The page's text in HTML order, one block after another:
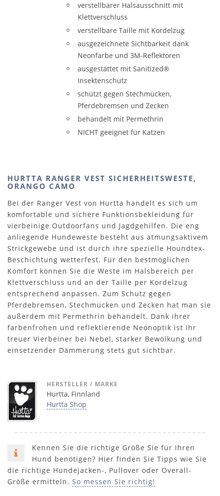
verstellbarer Halsausschnitt mit
Klettverschluss
verstellbare Taille mit Kordelzug
ausgezeichnete Sichtbarkeit dank
Neonfarbe und 3M-Reflektoren
ausgestattet mit Sanitized®
Insektenschutz
schützt gegen Stechmücken,
Pferdebremsen und Zecken
behandelt mit Permethrin
NICHT geeignet für Katzen
HURTTA RANGER VEST SICHERHEITSWESTE,
ORANGO CAMO
Bei der Ranger Vest von Hurtta handelt es sich um
komfortable und sichere Funktionsbekleidung für
vierbeinige Outdoorfans und Jagdgehilfen. Die eng
anliegende Hundeweste besteht aus atmungsaktivem
Strickgewebe und ist durch ihre spezielle Houndtex-
Beschichtung wetterfest. Für den bestmöglichen
Komfort können Sie die Weste im Halsbereich per
Klettverschluss und an der Taille per Kordelzug
entsprechend anpassen. Zum Schutz gegen
Pferdebremsen, Stechmücken und Zecken hat man sie
außerdem mit Permethrin behandelt. Dank ihrer
farbenfrohen und reflektierende Neonoptik ist Ihr
treuer Vierbeiner bei Nebel, starker Bewölkung und
einsetzender Dämmerung stets gut sichtbar.
HERSTELLER / MARKE
Hurtta, Finnland
Hurtta Shop
Kennen Sie die richtige Größe Sie für Ihren
Hund benötigen? Hier finden Sie Tipps wie Sie
die richtige Hundejacken-, Pullover oder Overall-
Größe ermitteln. So messen Sie richtig!